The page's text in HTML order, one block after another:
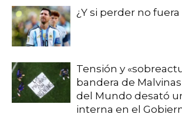
¿Y si perder no
Tensión y
bandera de
del Mundo desató
interna en el